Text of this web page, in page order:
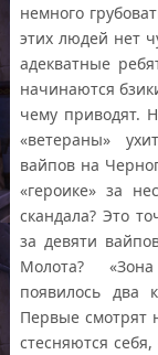
немного
этих людей нет
адекватные
начинаются
чему приводят.
«ветераны»
вайпов на
«героике» за
скандала? Это
за девяти
Молота?
появилось два
Первые смотрят
стесняются